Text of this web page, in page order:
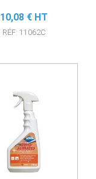
Prix
10,08 € HT
RÉF: 11062C